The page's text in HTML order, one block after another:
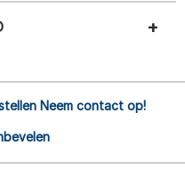
Neem contact op!